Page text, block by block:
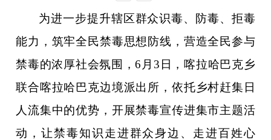
为进一步提升辖区群众识毒、防毒、拒毒
能力，筑牢全民禁毒思想防线，营造全民参与
禁毒的浓厚社会氛围，6月3日，喀拉哈巴克乡
联合喀拉哈巴克边境派出所，依托乡村赶集日
人流集中的优势，开展禁毒宣传进集市主题活
动，让禁毒知识走进群众身边、走进百姓心